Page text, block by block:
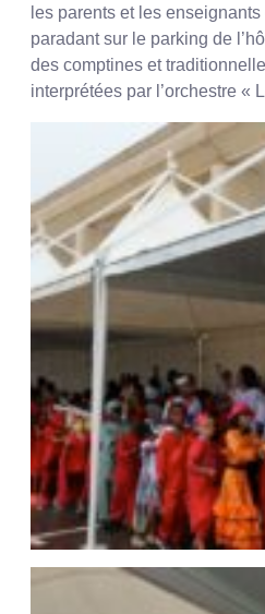
les parents et les
paradant sur le parking de
des comptines et
interprétées par l’orchestre «